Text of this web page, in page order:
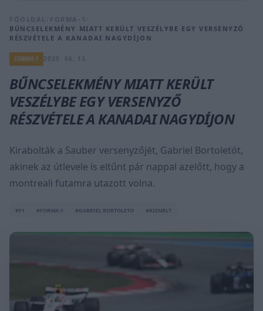
FŐOLDAL FORMA-1
BŰNCSELEKMÉNY MIATT KERÜLT VESZÉLYBE EGY VERSENYZŐ
RÉSZVÉTELE A KANADAI NAGYDÍJON
FORMA-1
BŰNCSELEKMÉNY MIATT KERÜLT
VESZÉLYBE EGY VERSENYZŐ
RÉSZVÉTELE A KANADAI NAGYDÍJON
Kirabolták a Sauber versenyzőjét, Gabriel Bortoletót,
akinek az útlevele is eltűnt pár nappal azelőtt, hogy a
montreali futamra utazott volna.
#F1 #FORMA-1 #GABRIEL BORTOLETO #KIEMELT